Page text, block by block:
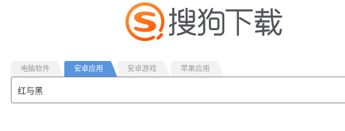
电脑软件 安卓应用 安卓游戏 苹果应用